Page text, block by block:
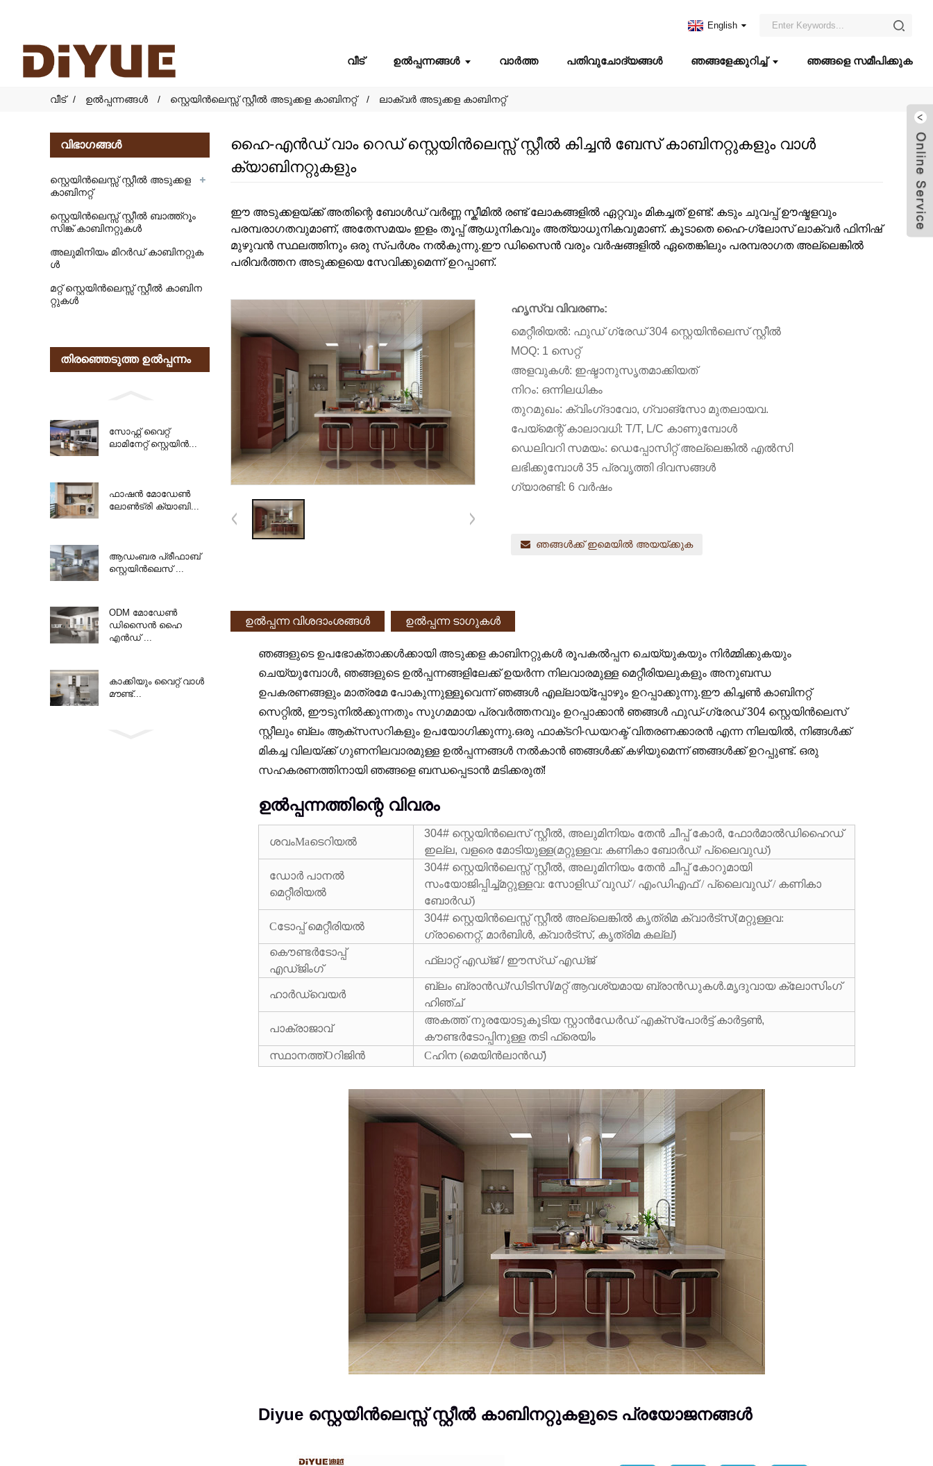
വീട് ഉൽപ്പന്നങ്ങൾ വാർത്ത പതിവുചോദ്യങ്ങൾ ഞങ്ങളേക്കുറിച്ച് ഞങ്ങളെ സമീപിക്കുക
English
വീട് ഉൽപ്പന്നങ്ങൾ സ്റ്റെയിൻലെസ്സ് സ്റ്റീൽ അടുക്കള കാബിനറ്റ് ലാക്വർ അടുക്കള കാബിനറ്റ്
വിഭാഗങ്ങൾ
സ്റ്റെയിൻലെസ്സ് സ്റ്റീൽ അടുക്കള
കാബിനറ്റ്
സ്റ്റെയിൻലെസ്സ് സ്റ്റീൽ ബാത്ത്റൂം
സിങ്ക് കാബിനറ്റുകൾ
അലുമിനിയം മിറർഡ് കാബിനറ്റുക
ൾ
മറ്റ് സ്റ്റെയിൻലെസ്സ് സ്റ്റീൽ കാബിന
റ്റുകൾ
തിരഞ്ഞെടുത്ത ഉൽപ്പന്നം
സോഫ്റ്റ് വൈറ്റ്
ലാമിനേറ്റ് സ്റ്റെയിൻ...
ഫാഷൻ മോഡേൺ
ലോൺട്രി ക്യാബി...
ആഡംബര പ്രീഫാബ്
സ്റ്റെയിൻലെസ് ...
ODM മോഡേൺ
ഡിസൈൻ ഹൈ
എൻഡ് ...
കാക്കിയും വൈറ്റ് വാൾ
മൗണ്ട്...
ഹൈ-എൻഡ് വാം റെഡ് സ്റ്റെയിൻലെസ്സ് സ്റ്റീൽ കിച്ചൻ ബേസ് കാബിനറ്റുകളും വാൾ
ക്യാബിനറ്റുകളും
ഈ അടുക്കളയ്ക്ക് അതിന്റെ ബോൾഡ് വർണ്ണ സ്കീമിൽ രണ്ട് ലോകങ്ങളിൽ ഏറ്റവും മികച്ചത് ഉണ്ട്: കടും ചുവപ്പ് ഊഷ്മളവും
പരമ്പരാഗതവുമാണ്, അതേസമയം ഇളം തൂപ്പ് ആധുനികവും അത്യാധുനികവുമാണ്. കൂടാതെ ഹൈ-ഗ്ലോസ് ലാക്വർ ഫിനിഷ്
മുഴുവൻ സ്ഥലത്തിനും ഒരു സ്പർശം നൽകുന്നു.ഈ ഡിസൈൻ വരും വർഷങ്ങളിൽ ഏതെങ്കിലും പരമ്പരാഗത അല്ലെങ്കിൽ
പരിവർത്തന അടുക്കളയെ സേവിക്കുമെന്ന് ഉറപ്പാണ്.
ഹൃസ്വ വിവരണം:
മെറ്റീരിയൽ: ഫുഡ് ഗ്രേഡ് 304 സ്റ്റെയിൻലെസ് സ്റ്റീൽ
MOQ: 1 സെറ്റ്
അളവുകൾ: ഇഷ്ടാനുസൃതമാക്കിയത്
നിറം: ഒന്നിലധികം
തുറമുഖം: ക്വിംഗ്‌ദാവോ, ഗ്വാങ്‌സോ മുതലായവ.
പേയ്‌മെന്റ് കാലാവധി: T/T, L/C കാണുമ്പോൾ
ഡെലിവറി സമയം: ഡെപ്പോസിറ്റ് അല്ലെങ്കിൽ എൽസി
ലഭിക്കുമ്പോൾ 35 പ്രവൃത്തി ദിവസങ്ങൾ
ഗ്യാരണ്ടി: 6 വർഷം
ഞങ്ങൾക്ക് ഇമെയിൽ അയയ്ക്കുക
ഉൽപ്പന്ന വിശദാംശങ്ങൾ ഉൽപ്പന്ന ടാഗുകൾ
ഞങ്ങളുടെ ഉപഭോക്താക്കൾക്കായി അടുക്കള കാബിനറ്റുകൾ രൂപകൽപ്പന ചെയ്യുകയും നിർമ്മിക്കുകയും
ചെയ്യുമ്പോൾ, ഞങ്ങളുടെ ഉൽപ്പന്നങ്ങളിലേക്ക് ഉയർന്ന നിലവാരമുള്ള മെറ്റീരിയലുകളും അനുബന്ധ
ഉപകരണങ്ങളും മാത്രമേ പോകുന്നുള്ളൂവെന്ന് ഞങ്ങൾ എല്ലായ്പ്പോഴും ഉറപ്പാക്കുന്നു.ഈ കിച്ചൺ കാബിനറ്റ്
സെറ്റിൽ, ഈടുനിൽക്കുന്നതും സുഗമമായ പ്രവർത്തനവും ഉറപ്പാക്കാൻ ഞങ്ങൾ ഫുഡ്-ഗ്രേഡ് 304 സ്റ്റെയിൻലെസ്
സ്റ്റീലും ബ്ലം ആക്സസറികളും ഉപയോഗിക്കുന്നു.ഒരു ഫാക്‌ടറി-ഡയറക്ട് വിതരണക്കാരൻ എന്ന നിലയിൽ, നിങ്ങൾക്ക്
മികച്ച വിലയ്ക്ക് ഗുണനിലവാരമുള്ള ഉൽപ്പന്നങ്ങൾ നൽകാൻ ഞങ്ങൾക്ക് കഴിയുമെന്ന് ഞങ്ങൾക്ക് ഉറപ്പുണ്ട്. ഒരു
സഹകരണത്തിനായി ഞങ്ങളെ ബന്ധപ്പെടാൻ മടിക്കരുത്!
ഉൽപ്പന്നത്തിന്റെ വിവരം
ശവംMaടെറിയൽ
304# സ്റ്റെയിൻലെസ് സ്റ്റീൽ, അലുമിനിയം തേൻ ചീപ്പ് കോർ, ഫോർമാൽഡിഹൈഡ്
ഇല്ല, വളരെ മോടിയുള്ള(മറ്റുള്ളവ: കണികാ ബോർഡ്/ പ്ലൈവുഡ്)
ഡോർ പാനൽ
മെറ്റീരിയൽ
304# സ്റ്റെയിൻലെസ്സ് സ്റ്റീൽ, അലുമിനിയം തേൻ ചീപ്പ് കോറുമായി
സംയോജിപ്പിച്ച്മറ്റുള്ളവ: സോളിഡ് വുഡ് / എംഡിഎഫ് / പ്ലൈവുഡ് / കണികാ
ബോർഡ്)
Cടോപ്പ് മെറ്റീരിയൽ
304# സ്റ്റെയിൻലെസ്സ് സ്റ്റീൽ അല്ലെങ്കിൽ കൃത്രിമ ക്വാർട്സ്(മറ്റുള്ളവ:
ഗ്രാനൈറ്റ്, മാർബിൾ, ക്വാർട്സ്, കൃത്രിമ കല്ല്)
കൌണ്ടർടോപ്പ്
എഡ്ജിംഗ്
ഫ്ലാറ്റ് എഡ്ജ് / ഈസ്ഡ് എഡ്ജ്
ഹാർഡ്‌വെയർ
ബ്ലം ബ്രാൻഡ്/ഡിടിസി/മറ്റ് ആവശ്യമായ ബ്രാൻഡുകൾ.മൃദുവായ ക്ലോസിംഗ്
ഹിഞ്ച്
പാക്രാജാവ്
അകത്ത് നുരയോടുകൂടിയ സ്റ്റാൻഡേർഡ് എക്‌സ്‌പോർട്ട് കാർട്ടൺ,
കൗണ്ടർടോപ്പിനുള്ള തടി ഫ്രെയിം
സ്ഥാനത്ത്Oറിജിൻ Cഹിന (മെയിൻലാൻഡ്)
Diyue സ്റ്റെയിൻലെസ്സ് സ്റ്റീൽ കാബിനറ്റുകളുടെ പ്രയോജനങ്ങൾ